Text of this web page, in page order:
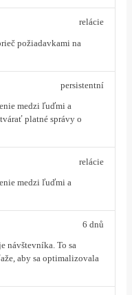
požiadavkami na
relácie
medzi ľuďmi a
platné správy o
persistentní
medzi ľuďmi a
relácie
návštevníka. To sa
aby sa optimalizovala
6 dnů